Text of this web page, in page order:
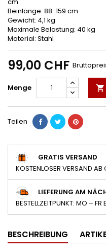
Beinlänge: 88-159 cm
Gewicht: 4,1 kg
Maximale Belastung: 40 kg
Material: Stahl
99,00 CHF
Menge 
Teilen
GRATIS VERSAND
KOSTENLOSER VERSAND AB
LIEFERUNG AM
BESTELLZEITPUNKT: MO – FR
BESCHREIBUNG